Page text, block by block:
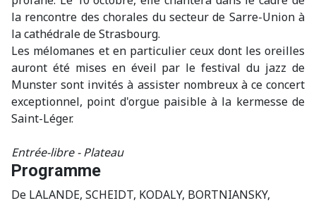
la rencontre des chorales du secteur de Sarre-Union à
la cathédrale de Strasbourg.
Les mélomanes et en particulier ceux dont les oreilles
auront été mises en éveil par le festival du jazz de
Munster sont invités à assister nombreux à ce concert
exceptionnel, point d'orgue paisible à la kermesse de
Saint-Léger.
Entrée-libre - Plateau
Programme
De LALANDE, SCHEIDT, KODALY, BORTNIANSKY,